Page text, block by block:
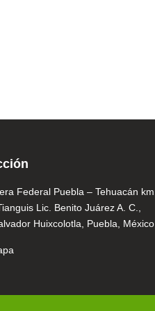
Federal Puebla – Tehuacán km.
Lic. Benito Juárez A. C.,
Huixcolotla, Puebla, México